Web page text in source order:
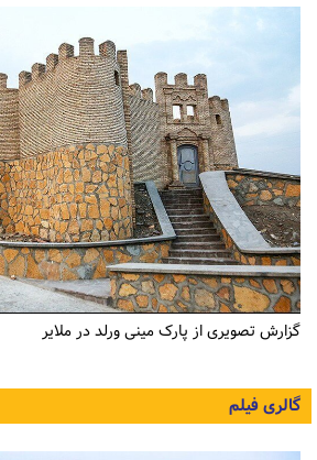
گزارش تصویری از پارک مینی ورلد در ملایر
گالری فیلم